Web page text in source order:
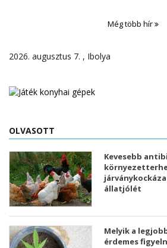
Még több hír
2026. augusztus 7. , Ibolya
OLVASOTT
Kevesebb
állatjólét
Melyik a
érdemes